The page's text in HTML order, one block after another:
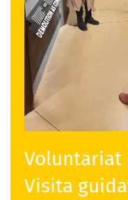
Voluntariat
Visita